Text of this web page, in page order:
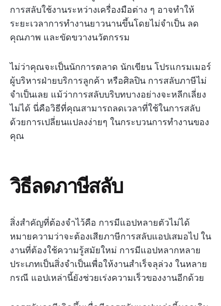
การสลับใช้งานระหว่างเครื่องมือต่าง ๆ อาจทำให้
ระยะเวลาการทำงานยาวนานขึ้นโดยไม่จำเป็น ลด
คุณภาพ และขัดขวางนวัตกรรม
ไม่ว่าคุณจะเป็นนักการตลาด นักเขียน โปรแกรมเมอร์
ผู้บริหารฝ่ายบริการลูกค้า หรือศิลปิน การสลับภาษีไม่
จำเป็นเลย แม้ว่าการสลับบริบทบางอย่างจะหลีกเลี่ยง
ไม่ได้ นี่คือวิธีที่คุณสามารถลดเวลาที่ใช้ในการสลับ
ด้วยการเปลี่ยนแปลงง่ายๆ ในกระบวนการทำงานของ
คุณ
วิธีลดภาษีสลับ
สิ่งสำคัญที่ต้องจำไว้คือ การมีแอปหลายตัวไม่ได้
หมายความว่าจะต้องเสียภาษีการสลับแอปเสมอไป ใน
งานที่ต้องใช้ความรู้สมัยใหม่ การมีแอปหลากหลาย
ประเภทเป็นสิ่งจำเป็นเพื่อให้งานสำเร็จลุล่วง ในหลาย
กรณี แอปเหล่านี้ยังช่วยเร่งความเร็วของงานอีกด้วย